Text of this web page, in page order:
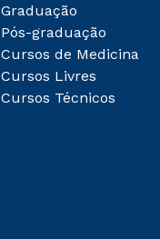
Graduação
Pós-graduação
Cursos de Medicina
Cursos Livres
Cursos Técnicos